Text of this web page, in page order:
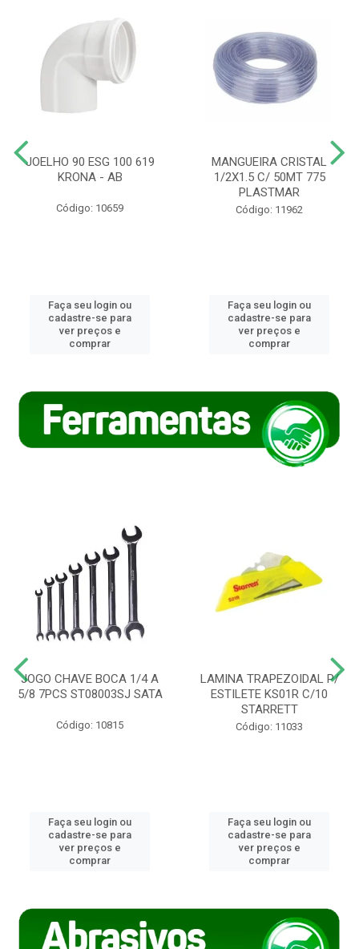
JOELHO 90 ESG 100 619
KRONA - AB
Código: 10659
Faça seu login ou
cadastre-se para
ver preços e
comprar
MANGUEIRA CRISTAL
1/2X1.5 C/ 50MT 775
PLASTMAR
Código: 11962
Faça seu login ou
cadastre-se para
ver preços e
comprar
JOGO CHAVE BOCA 1/4 A
5/8 7PCS ST08003SJ SATA
Código: 10815
Faça seu login ou
cadastre-se para
ver preços e
comprar
LAMINA TRAPEZOIDAL P/
ESTILETE KS01R C/10
STARRETT
Código: 11033
Faça seu login ou
cadastre-se para
ver preços e
comprar